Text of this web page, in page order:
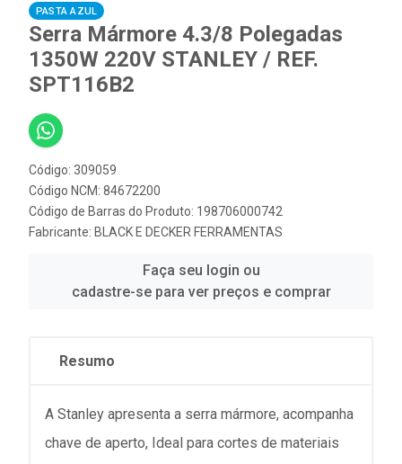
PASTA AZUL
Serra Mármore 4.3/8 Polegadas
1350W 220V STANLEY / REF.
SPT116B2
Código: 309059
Código NCM: 84672200
Código de Barras do Produto: 198706000742
Fabricante: BLACK E DECKER FERRAMENTAS
Faça seu login ou
cadastre-se para ver preços e comprar
Resumo
A Stanley apresenta a serra mármore, acompanha
chave de aperto, Ideal para cortes de materiais